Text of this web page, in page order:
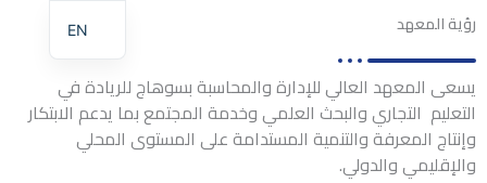
رؤية المعهد
يسعى المعهد العالي للإدارة والمحاسبة بسوهاج للريادة في
التعليم التجاري والبحث العلمي وخدمة المجتمع بما يدعم الابتكار
وإنتاج المعرفة والتنمية المستدامة على المستوى المحلي
والإقليمي والدولي.
EN